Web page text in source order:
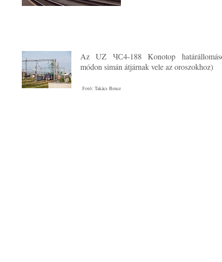
Az UZ ЧС4-188 Konotop
módon simán átjárnak vele az oroszokhoz)
Fotó: Takács Bence